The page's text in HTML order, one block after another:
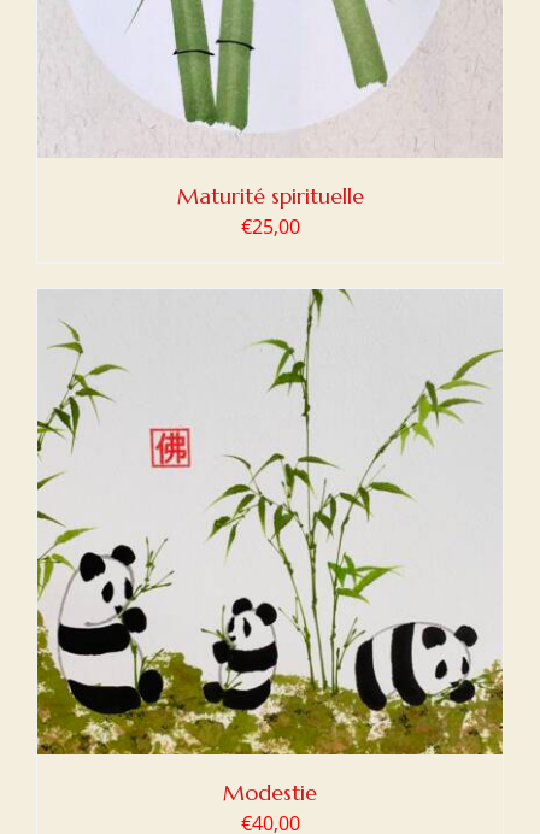
Maturité spirituelle
€25,00
Modestie
€40,00